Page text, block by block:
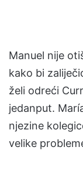
Manuel nije
kako bi
želi odreći
jedanput.
njezine
velike